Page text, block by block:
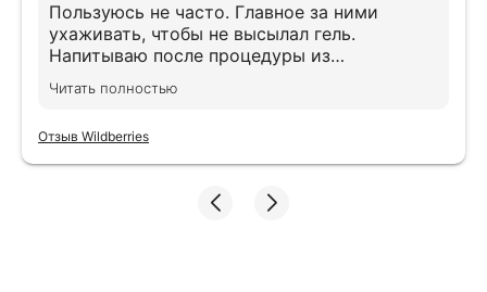
Пользуюсь не часто. Главное за ними
ухаживать, чтобы не высылал гель.
Напитываю после процедуры из
хлоргексидин ом, предварительно до и
после процедуры протираю спиртовой
липнут
Читать полностью
Отзыв Wildberries